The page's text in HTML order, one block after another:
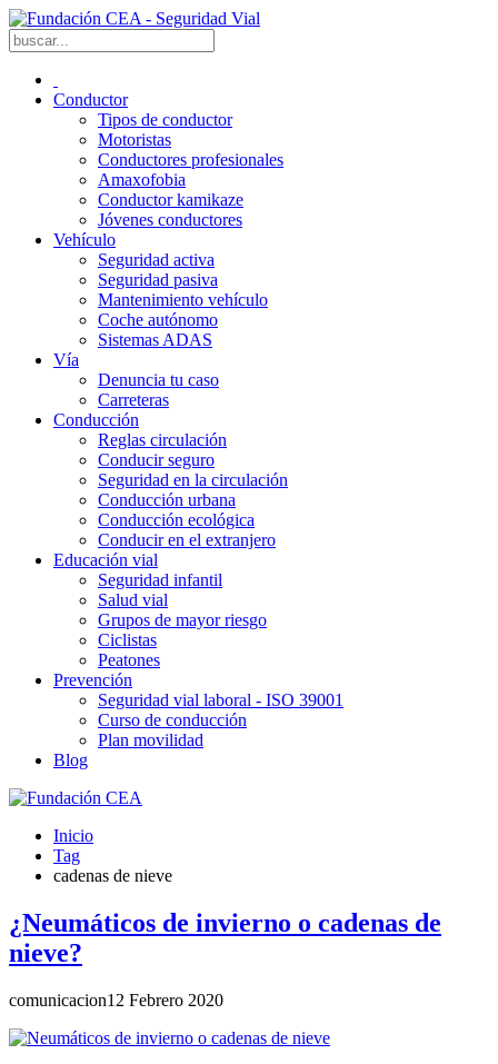
Conductor
Tipos de conductor
Motoristas
Conductores profesionales
Amaxofobia
Conductor kamikaze
Jóvenes conductores
Vehículo
Seguridad activa
Seguridad pasiva
Mantenimiento vehículo
Coche autónomo
Sistemas ADAS
Vía
Denuncia tu caso
Carreteras
Conducción
Reglas circulación
Conducir seguro
Seguridad en la circulación
Conducción urbana
Conducción ecológica
Conducir en el extranjero
Educación vial
Seguridad infantil
Salud vial
Grupos de mayor riesgo
Ciclistas
Peatones
Prevención
Seguridad vial laboral - ISO 39001
Curso de conducción
Plan movilidad
Blog
Inicio
Tag
cadenas de nieve
¿Neumáticos de invierno o cadenas de
nieve?
comunicacion12 Febrero 2020